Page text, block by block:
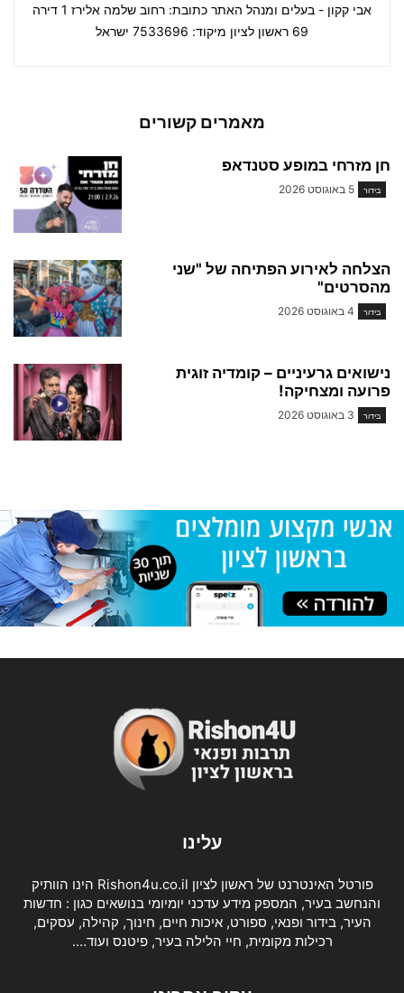
אבי קקון - בעלים ומנהל האתר כתובת: רחוב שלמה אלירז 1 דירה
69 ראשון לציון מיקוד: 7533696 ישראל
מאמרים קשורים
חן מזרחי במופע סטנדאפ
בידור 5 באוגוסט 2026
הצלחה לאירוע הפתיחה של "שני
מהסרטים"
בידור 4 באוגוסט 2026
נישואים גרעיניים – קומדיה זוגית
פרועה ומצחיקה!
בידור 3 באוגוסט 2026
עלינו
פורטל האינטרנט של ראשון לציון Rishon4u.co.il הינו הוותיק
והנחשב בעיר, המספק מידע עדכני יומיומי בנושאים כגון : חדשות
העיר, בידור ופנאי, ספורט, איכות חיים, חינוך, קהילה, עסקים,
רכילות מקומית, חיי הלילה בעיר, פיטנס ועוד….